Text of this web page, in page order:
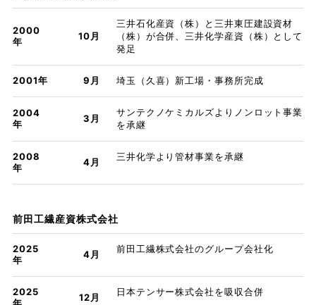
2000
年
10月
三井石化産資（株）と三井東圧建設資材
（株）が合併、三井化学産資（株）として
発足
2001年 9月 埼玉（久喜）新工場・事務所完成
2004
年
3月
サンテクノケミカルズよりノンロット事業
を承継
2008
年
4月 三井化学より管材事業を承継
前田工繊産資株式会社
2025
年
4月 前田工繊株式会社のグループ会社化
2025
12月 日本テンサー株式会社を吸収合併